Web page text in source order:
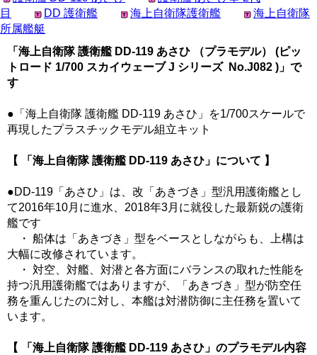
目
DD 護衛艦 海上自衛隊護衛艦
海上自衛隊
所属艦艇
「海上自衛隊 護衛艦 DD-119 あさひ （プラモデル） (ピッ
トロード 1/700 スカイウェーブ J シリーズ No.J082 )」で
す
●「海上自衛隊 護衛艦 DD-119 あさひ」を1/700スケールで
再現したプラスチックモデル組立キット
【 「海上自衛隊 護衛艦 DD-119 あさひ」について 】
●DD-119「あさひ」は、改「あきづき」型汎用護衛艦とし
て2016年10月に進水、2018年3月に就役した最新鋭の護衛
艦です
・ 船体は「あきづき」型をベースとしながらも、上構は
大幅に改修されています。
・ 対空、対艦、対潜と各方面にバランスの取れた性能を
持つ汎用護衛艦ではありますが、「あきづき」型が防空任
務を重んじたのに対し、本艦は対潜防御に主任務を置いて
います。
【 「海上自衛隊 護衛艦 DD-119 あさひ」のプラモデル内容